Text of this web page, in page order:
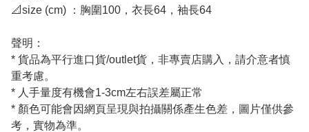
📐size (cm) ：胸圍100，衣長64，袖長64
聲明：
* 貨品為平行進口貨/outlet貨，非專賣店購入，請介意者慎
重考慮。
* 人手量度有機會1-3cm左右誤差屬正常
* 顏色可能會因網頁呈現與拍攝關係產生色差，圖片僅供參
考，實物為準。